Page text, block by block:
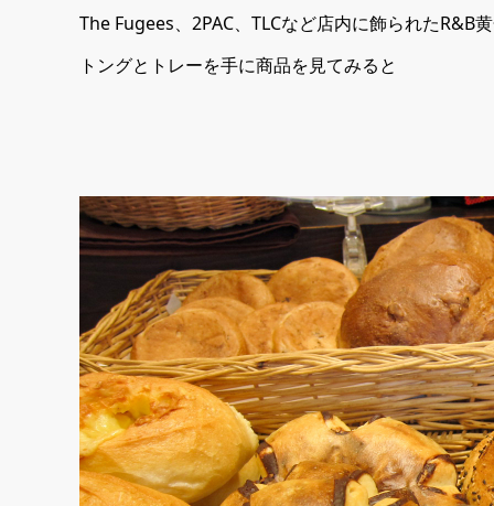
The Fugees、2PAC、TLCなど店内に飾られたR&B
トングとトレーを手に商品を見てみると